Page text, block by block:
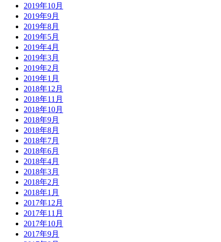
2019年10月
2019年9月
2019年8月
2019年5月
2019年4月
2019年3月
2019年2月
2019年1月
2018年12月
2018年11月
2018年10月
2018年9月
2018年8月
2018年7月
2018年6月
2018年4月
2018年3月
2018年2月
2018年1月
2017年12月
2017年11月
2017年10月
2017年9月